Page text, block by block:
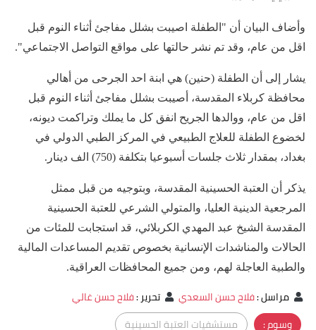
وأضاف البيان أن "الطفلة اصيبت بشلل مفاجئ أثناء النوم قبل
اقل من عام، وقد تم نشر حالتها على مواقع التواصل الاجتماعي".
يشار إلى أن الطفلة (حنين) هي ابنة احد الجرحى من أهالي
محافظة كربلاء المقدسة، أصيبت بشلل مفاجئ أثناء النوم قبل
اقل من عام، ووالدها الجريح انفق كل ما يملك وتراكمت ديونه،
لخضوع الطفلة للعلاج الطبيعي في المركز الطبي الدولي في
بغداد، بمقدار ثلاث جلسات أسبوعيا بتكلفة (750) الف دينار.
يذكر أن العتبة الحسينية المقدسة، وبتوجيه من قبل ممثل
المرجعية الدينية العليا، والمتولي الشرعي للعتبة الحسينية
المقدسة الشيخ عبد المهدي الكربلائي، قد استجابت للمئات من
الحالات والمناشدات الإنسانية بخصوص تقديم المساعدات المالية
والطبية العاجلة لهم، ومن جميع المحافظات العراقية.
مراسل:فلاح حسن السعدي تحرير:فلاح حسن غالي
وسوم :
مستشفيات العتبة الحسينية